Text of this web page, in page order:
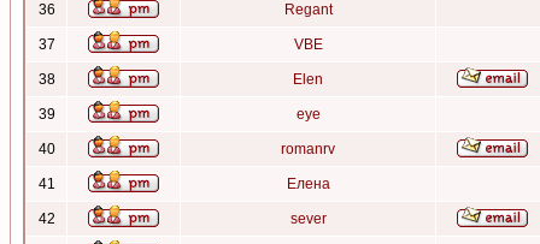
36 Regant
37 VBE
38 Elen
39 eye
40 romanrv
41 Елена
42 sever